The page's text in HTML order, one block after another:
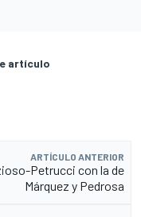
artículo
ARTÍCULO ANTERIOR
Petrucci con la de
Márquez y Pedrosa